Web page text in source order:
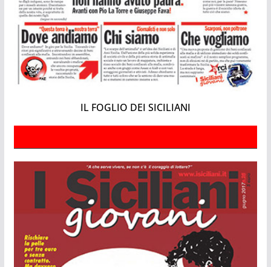
IL FOGLIO DEI SICILIANI